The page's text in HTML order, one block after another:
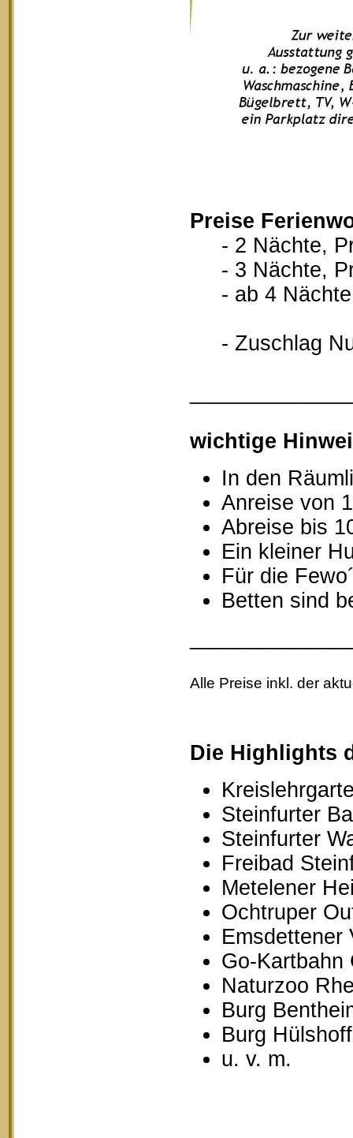
Preise
- 2 Nächte,
- 3 Nächte,
- ab 4 Nächte,
- Zuschlag
wichtige
In den
Anreise von
Abreise bis
Ein kleiner
Für die
Betten sind
Alle Preise inkl. der
Die Highlights
Steinfurter
Steinfurter
Freibad
Metelener
Ochtruper
Emsdettener
Go-Kartbahn
Naturzoo
Burg
Burg
u. v. m.